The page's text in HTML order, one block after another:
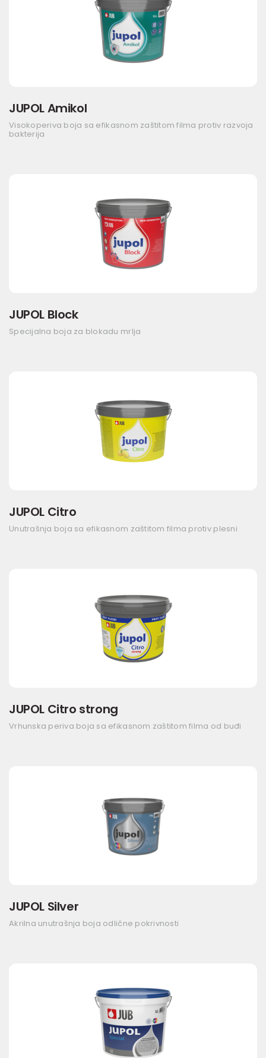
JUPOL Amikol
Visokoperiva boja sa efikasnom zaštitom filma protiv razvoja
bakterija
JUPOL Block
Specijalna boja za blokadu mrlja
JUPOL Citro
Unutrašnja boja sa efikasnom zaštitom filma protiv plesni
JUPOL Citro strong
Vrhunska periva boja sa efikasnom zaštitom filma od buđi
JUPOL Silver
Akrilna unutrašnja boja odlične pokrivnosti